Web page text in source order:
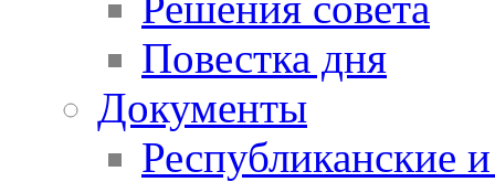
Повестка дня
Документы
Республиканские